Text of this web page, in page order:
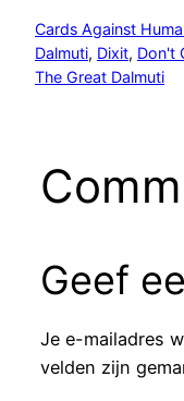
Cards Against
Dalmuti, Dixit, Don't
The Great Dalmuti
Geef
Je e-mailadres
velden zijn